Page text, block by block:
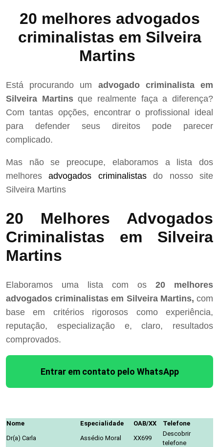
20 melhores advogados
criminalistas em Silveira
Martins
Está procurando um advogado criminalista em
Silveira Martinsque realmente faça a diferença?
Com tantas opções, encontrar o profissional ideal
para defender seus direitos pode parecer
complicado.
Mas não se preocupe, elaboramos a lista dos
melhoresadvogados criminalistasdo nosso site
Silveira Martins
20 Melhores Advogados
Criminalistas em Silveira
Martins
Elaboramos uma lista com os 20 melhores
advogados criminalistas em Silveira Martins, com
base em critérios rigorosos como experiência,
reputação, especialização e, claro, resultados
comprovados.
Entrar em contato pelo WhatsApp
Nome Especialidade OAB/XX
Telefone
Dr(a) Carla
Assédio Moral XX699
Descobrir
telefone